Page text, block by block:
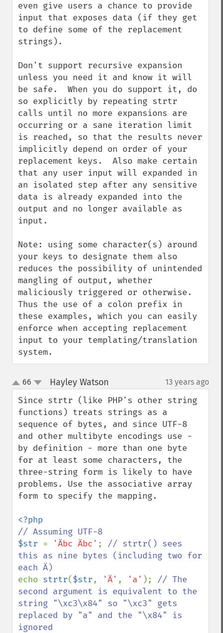
even give users a chance to provide
input that exposes data (if they get
to define some of the replacement
strings).
Don't support recursive expansion
unless you need it and know it will
be safe.  When you do support it, do
so explicitly by repeating strtr
calls until no more expansions are
occurring or a sane iteration limit
is reached, so that the results never
implicitly depend on order of your
replacement keys.  Also make certain
that any user input will expanded in
an isolated step after any sensitive
data is already expanded into the
output and no longer available as
input.
Note: using some character(s) around
your keys to designate them also
reduces the possibility of unintended
mangling of output, whether
maliciously triggered or otherwise.
Thus the use of a colon prefix in
these examples, which you can easily
enforce when accepting replacement
input to your templating/translation
system.
up
down
66 Hayley Watson 13 years ago
Since strtr (like PHP's other string
functions) treats strings as a
sequence of bytes, and since UTF-8
and other multibyte encodings use -
by definition - more than one byte
for at least some characters, the
three-string form is likely to have
problems. Use the associative array
form to specify the mapping.
$str = 'Äbc Äbc' ; // strtr() sees
this as nine bytes (including two for
echo strtr($str, 'Ä' , 'a' ); // The
second argument is equivalent to the
string "\xc3\x84" so "\xc3" gets
replaced by "a" and the "\x84" is
ignored